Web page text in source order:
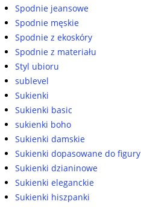
Spodnie jeansowe
Spodnie męskie
Spodnie z ekoskóry
Spodnie z materiału
Styl ubioru
sublevel
Sukienki
Sukienki basic
sukienki boho
Sukienki damskie
Sukienki dopasowane do figury
Sukienki dzianinowe
Sukienki eleganckie
Sukienki hiszpanki